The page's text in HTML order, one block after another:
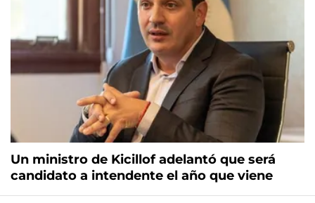
Un ministro de Kicillof adelantó que será
candidato a intendente el año que viene